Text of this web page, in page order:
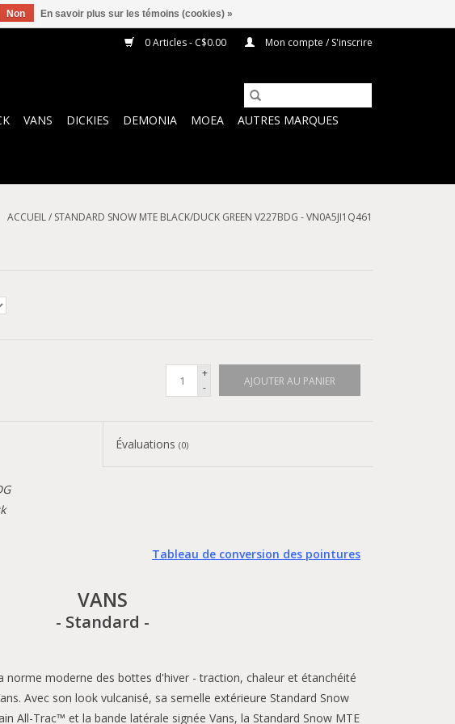
0 Articles - C$0.00 Mon compte / S'inscrire
VANS DICKIES DEMONIA MOEA
AUTRES MARQUES
ACCUEIL/ STANDARD SNOW MTE BLACK/DUCK GREEN V227BDG - VN0A5JI1Q461
+
-
AJOUTER AU PANIER
Évaluations(0)
Tableau de conversion des pointures
VANS
- Standard -
norme moderne des bottes d'hiver - traction, chaleur et étanchéité
Avec son look vulcanisé, sa semelle extérieure Standard Snow
All-Trac™ et la bande latérale signée Vans, la Standard Snow MTE
Non En savoir plus sur les témoins (cookies) »